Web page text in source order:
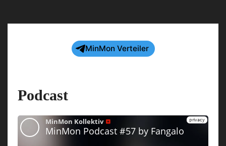
MinMon Verteiler
Podcast